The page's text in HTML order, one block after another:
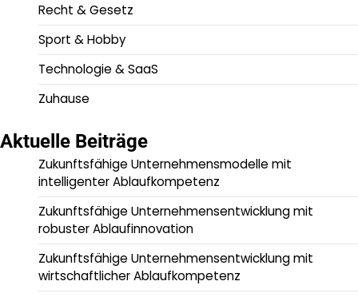
Recht & Gesetz
Sport & Hobby
Technologie & SaaS
Zuhause
Aktuelle Beiträge
Zukunftsfähige Unternehmensmodelle mit
intelligenter Ablaufkompetenz
Zukunftsfähige Unternehmensentwicklung mit
robuster Ablaufinnovation
Zukunftsfähige Unternehmensentwicklung mit
wirtschaftlicher Ablaufkompetenz